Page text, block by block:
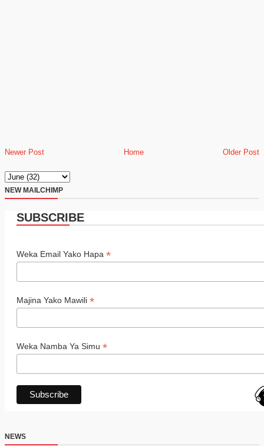
Newer Post Older Post
Home
NEW MAILCHIMP
SUBSCRIBE
Weka Email Yako Hapa *
Majina Yako Mawili *
Weka Namba Ya Simu *
NEWS